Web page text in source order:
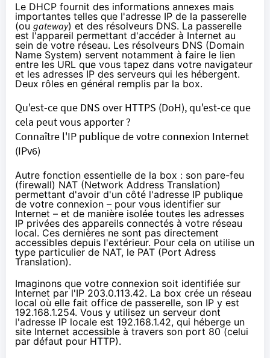
Le DHCP fournit des informations annexes mais
importantes telles que l'adresse IP de la passerelle
(ou gateway) et des résolveurs DNS. La passerelle
est l'appareil permettant d'accéder à Internet au
sein de votre réseau. Les résolveurs DNS (Domain
Name System) servent notamment à faire le lien
entre les URL que vous tapez dans votre navigateur
et les adresses IP des serveurs qui les hébergent.
Deux rôles en général remplis par la box.
Qu'est-ce que DNS over HTTPS (DoH), qu'est-ce que
cela peut vous apporter ?
Connaître l'IP publique de votre connexion Internet
(IPv6)
Autre fonction essentielle de la box : son pare-feu
(firewall) NAT (Network Address Translation)
permettant d'avoir d'un côté l'adresse IP publique
de votre connexion – pour vous identifier sur
Internet – et de manière isolée toutes les adresses
IP privées des appareils connectés à votre réseau
local. Ces dernières ne sont pas directement
accessibles depuis l'extérieur. Pour cela on utilise un
type particulier de NAT, le PAT (Port Adress
Translation).
Imaginons que votre connexion soit identifiée sur
Internet par l'IP 203.0.113.42. La box crée un réseau
local où elle fait office de passerelle, son IP y est
192.168.1.254. Vous y utilisez un serveur dont
l'adresse IP locale est 192.168.1.42, qui héberge un
site Internet accessible à travers son port 80 (celui
par défaut pour HTTP).